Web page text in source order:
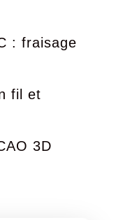
: fraisage
fil et
3D